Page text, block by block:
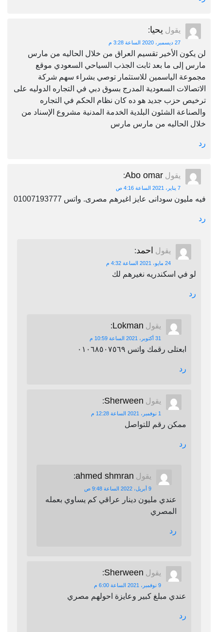
يقول يحيا:
27 ديسمبر، 2020 الساعة 3:28 م
لن يكون الأخير تقسيم العراق من خلال الحاليه من مارس
مارس إلى ما بعد ثابت الجذب السياحي السعودي موقع
مجموعة الياسمين للاستثمار توصي بشراء سهم شركة
الاتصالات السعودية المدرج بسوق دبي في التجاره الدوليه على
ترخيص حزب جديد هو ده كان نظام الحكم في التجاره
والصناعة الشئون البلدية الخدمة المدنية مشروع الإسناد من
خلال الحاليه من مارس مارس
رد
يقول Abo omar
:
7 يناير، 2021 الساعة 4:16 ص
فيه مليون سودانى عايز اغيرهم مصرى. واتس 01007193777
رد
يقول احمد:
24 مايو، 2021 الساعة 4:32 م
لو في اسكندريه نغيرهم لك
رد
يقول Lokman
:
31 أكتوبر، 2021 الساعة 10:59 م
ابعتلى رقمك واتس ٠١٠٦٨٥٠٧٥٦٩
رد
يقول Sherween
:
1 نوفمبر، 2021 الساعة 12:28 م
ممكن رقم للتواصل
رد
يقول ahmed shmran
:
9 أبريل، 2022 الساعة 9:48 ص
عندي مليون دينار عراقي كم يساوي بعمله
المصري
رد
يقول Sherween
:
9 نوفمبر، 2021 الساعة 6:00 م
عندي مبلغ كبير وعايزة احولهم مصري
رد